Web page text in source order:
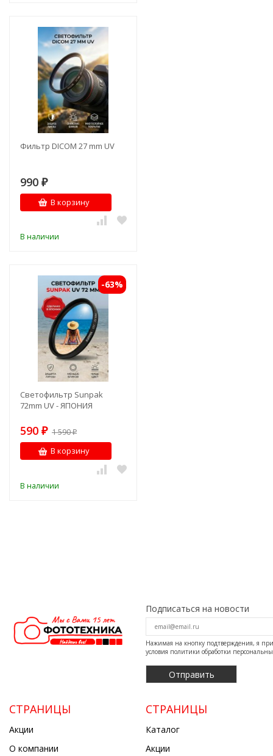
Фильтр DICOM 27 mm UV
990 ₽
В корзину
В наличии
-63%
Светофильтр Sunpak
72mm UV - ЯПОНИЯ
590 ₽ 1 590₽
В корзину
В наличии
Подписаться на новости
Нажимая на кнопку подтверждения, я
условия политики обработки
СТРАНИЦЫ
Акции
О компании
СТРАНИЦЫ
Каталог
Акции